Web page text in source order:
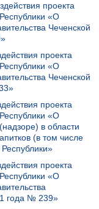
проекта
«О
Чеченской
проекта
«О
Чеченской
проекта
«О
в области
(в том числе
проекта
«О
года № 239»